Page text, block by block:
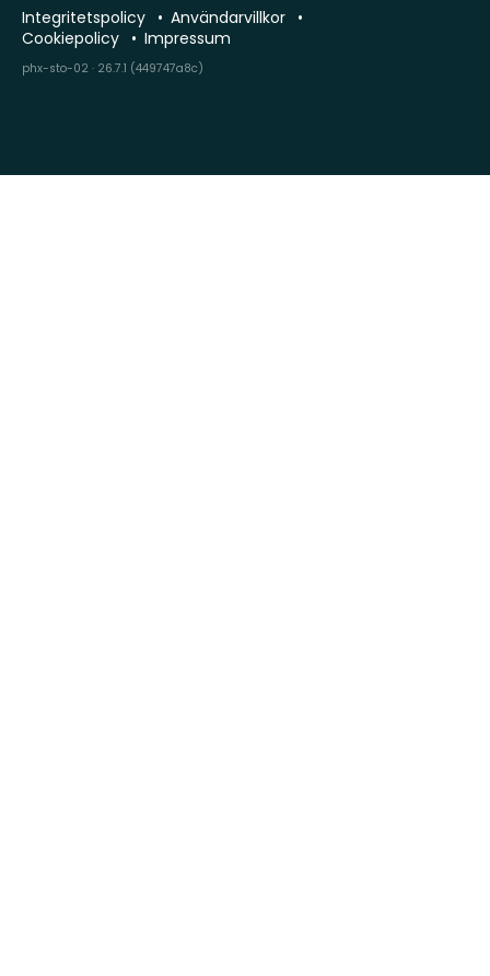
Integritetspolicy
Användarvillkor
Cookiepolicy
Impressum
phx-sto-02 · 26.7.1 (449747a8c)